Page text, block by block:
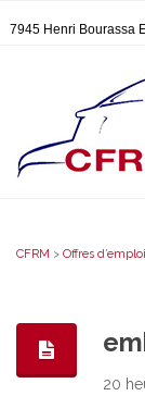
7945 Henri Bourassa
CFRM > Offres d’emploi
20